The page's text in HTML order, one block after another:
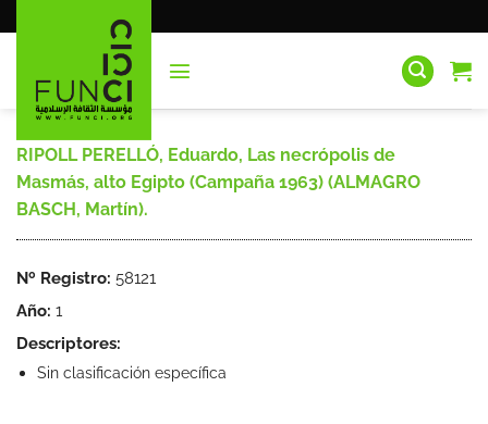
al
RIPOLL PERELLÓ, Eduardo, Las necrópolis de
Masmás, alto Egipto (Campaña 1963) (ALMAGRO
BASCH, Martín).
Nº Registro: 58121
Año: 1
Descriptores:
Sin clasificación específica